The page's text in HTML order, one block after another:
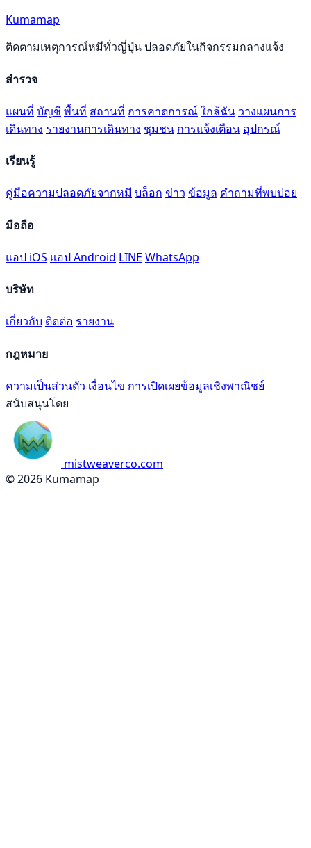
Kumamap
ติดตามเหตุการณ์หมีทั่วญี่ปุ่น ปลอดภัยในกิจกรรมกลางแจ้ง
สำรวจ
แผนที่ บัญชี พื้นที่ สถานที่ การคาดการณ์ใกล้ฉัน วางแผนการ
เดินทาง รายงานการเดินทาง ชุมชน การแจ้งเตือน อุปกรณ์
เรียนรู้
คู่มือความปลอดภัยจากหมี บล็อก ข่าว ข้อมูล คำถามที่พบบ่อย
มือถือ
แอป iOS แอป Android LINE WhatsApp
บริษัท
เกี่ยวกับ ติดต่อ รายงาน
กฎหมาย
ความเป็นส่วนตัว เงื่อนไข การเปิดเผยข้อมูลเชิงพาณิชย์
สนับสนุนโดย
mistweaverco.com
© 2026 Kumamap